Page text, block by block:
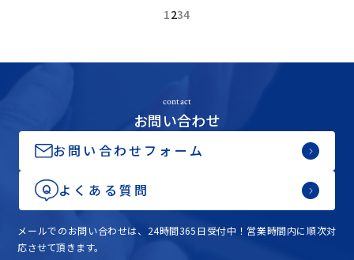
1234
contact
お問い合わせ
お問い合わせフォーム
よくある質問
メールでのお問い合わせは、24時間365日受付中！営業時間内に順次対
応させて頂きます。